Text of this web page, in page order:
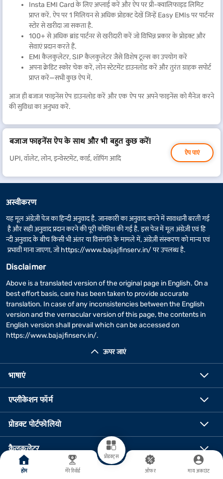
होम मेरे रिवॉर्ड
प्रोडक्ट्स
ऑफर माय अकाउंट
Insta EMI Card के लिए अप्लाई करें और ऐप पर प्री-क्वालिफाइड लिमिट
प्राप्त करें. ऐप पर 1 मिलियन से अधिक प्रोडक्ट देखें जिन्हें Easy EMIs पर पार्टनर
स्टोर से खरीदा जा सकता है.
100+ से अधिक ब्रांड पार्टनर से खरीदारी करें जो विभिन्न प्रकार के प्रोडक्ट और
सेवाएं प्रदान करते हैं.
EMI कैलकुलेटर, SIP कैलकुलेटर जैसे विशेष टूल्स का उपयोग करें
अपना क्रेडिट स्कोर चेक करें, लोन स्टेटमेंट डाउनलोड करें और तुरंत ग्राहक सपोर्ट
प्राप्त करें—सभी कुछ ऐप में.
आज ही बजाज फाइनेंस ऐप डाउनलोड करें और एक ऐप पर अपने फाइनेंस को मैनेज करने
की सुविधा का अनुभव करें.
बजाज फाइनेंस ऐप के साथ और भी बहुत कुछ करें!
UPI, वॉलेट, लोन, इन्वेस्टमेंट, कार्ड, शॉपिंग आदि
ऐप पाएं
ऊपर जाएं
अस्वीकरण
यह मूल अंग्रेज़ी पेज का हिन्दी अनुवाद है. जानकारी का अनुवाद करने में सावधानी बरती गई
है और सही अनुवाद प्रदान करने की पूरी कोशिश की गई है. इस पेज में मूल अंग्रेज़ी एवं हि
न्दी अनुवाद के बीच किसी भी अंतर या विसंगति के मामले में, अंग्रेज़ी संस्करण को मान्य एवं
प्रभावी माना जाएगा, जोhttps://www.bajajfinserv.in/पर उपलब्ध है.
Disclaimer
Above is a translated version of the original page in English. On a
best effort basis, care has been taken to provide accurate
translation. In case of any inconsistencies between the English
version and the vernacular version of this page, the contents in
English version shall prevail which can be accessed on
https://www.bajajfinserv.in/.
भाषाएं
एप्लीकेशन फॉर्म
प्रोडक्ट पोर्टफोलियो
कैलकुलेटर
महत्वपूर्ण लिंक